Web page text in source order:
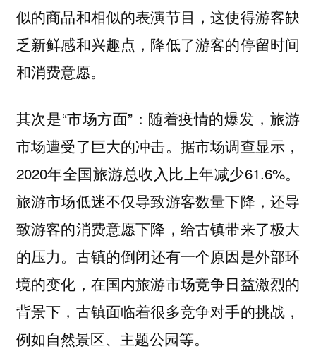
似的商品和相似的表演节目，这使得游客缺
乏新鲜感和兴趣点，降低了游客的停留时间
和消费意愿。
其次是“市场方面”：随着疫情的爆发，旅游
市场遭受了巨大的冲击。据市场调查显示，
2020年全国旅游总收入比上年减少61.6%。
旅游市场低迷不仅导致游客数量下降，还导
致游客的消费意愿下降，给古镇带来了极大
的压力。 古镇的倒闭还有一个原因是外部环
境的变化，在国内旅游市场竞争日益激烈的
背景下，古镇面临着很多竞争对手的挑战，
例如自然景区、主题公园等。